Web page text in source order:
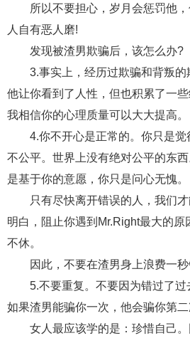
产妇食谱 同性恋 交往
交流沟通
其他
所以不要担心，岁月会惩罚他，
人自有恶人磨!
发现被渣男欺骗后，该怎么办?
3.事实上，经历过欺骗和背叛的
他让你看到了人性，但也积累了一
我相信你的心理质量可以大大提高。
4.你不开心是正常的。你只是觉
不公平。世界上没有绝对公平的东
是基于你的意愿，你只是问心无愧。
只有尽快离开错误的人，我们才
明白，阻止你遇到Mr.Right最大的原
不休。
因此，不要在渣男身上浪费一秒
5.不要重复。不要因为错过了过
如果渣男能骗你一次，他会骗你第二
女人最应该学的是：珍惜自己。